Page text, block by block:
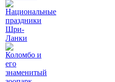
Национальные
праздники
Шри-
Ланки
Коломбо и
его
знаменитый